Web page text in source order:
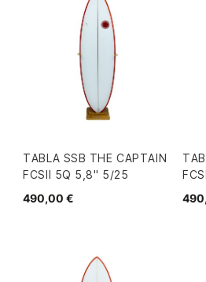
TABLA SSB THE CAPTAIN
FCSII 5Q 5,8" 5/25
490,00 €